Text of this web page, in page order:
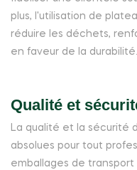
plus, l'utilisation de
réduire les déchets,
en faveur de la durabilité.
Qualité et
La qualité et la sécurité
absolues pour tout
emballages de